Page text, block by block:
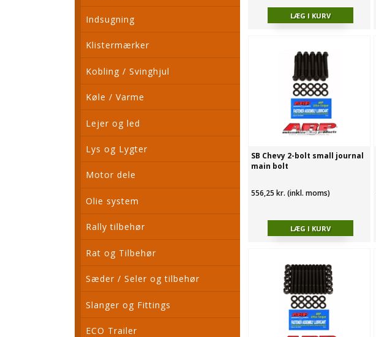
Indsugning
Klistermærker
Kobling / Svinghjul
Køle / Varme
Lejer og led
Lys og Lygter
Motor dele
Olie system
Rally tilbehør
Rat og Tilbehør
Sæder / Seler og tilbehør
Slanger og Fittings
ECO Trailer
SB Chevy 2-bolt small journal
main bolt
556,25 kr. (inkl. moms)